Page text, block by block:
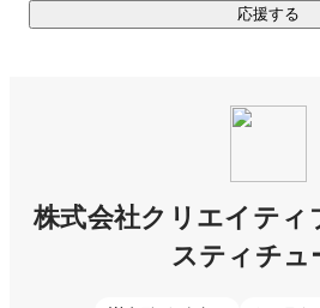
今までの蓄積してきたメソッドを活か
キャリア形成は自己ブランディング
社員それぞれが、他者との差別化を
応援する
株式会社クリエイティ
スティチュ